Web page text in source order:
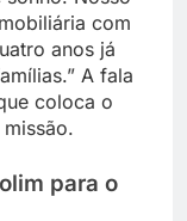
com
anos já
A fala
coloca o
para o